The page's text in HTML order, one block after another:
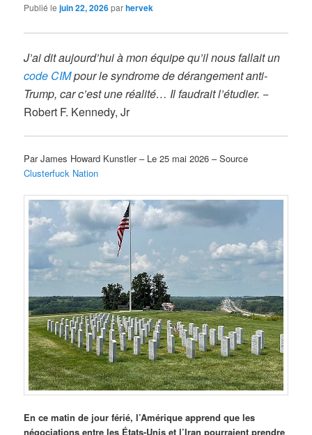
Publié lejuin 22, 2026parhervek
J’ai dit aujourd’hui à mon équipe qu’il nous fallait un
code CIMpour le syndrome de dérangement anti-
Trump, car c’est une réalité… Il faudrait l’étudier. −
Robert F. Kennedy, Jr
Par James Howard Kunstler – Le 25 mai 2026 – Source
Clusterfuck Nation
En ce matin de jour férié, l’Amérique apprend que les
négociations entre les États-Unis et l’Iran pourraient prendre